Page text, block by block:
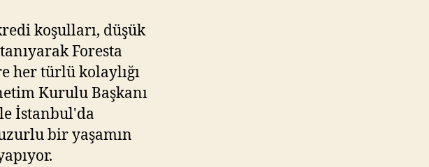
koşulları, düşük
Foresta
her türlü kolaylığı
Kurulu Başkanı
İstanbul'da
bir yaşamın